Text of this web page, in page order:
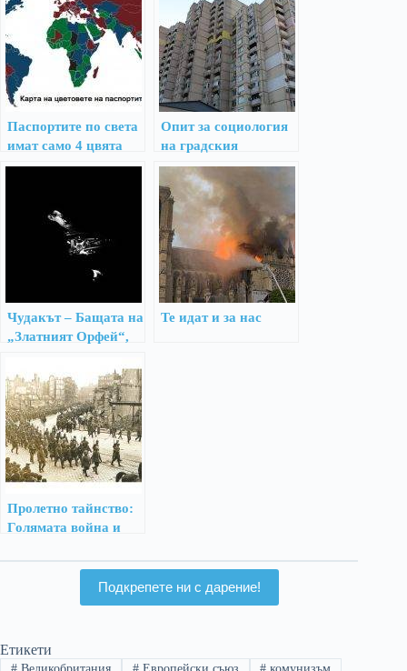
Паспортите по света
имат само 4 цвята
Опит за социология
на градския
ландшафт
Чудакът – Бащата на
„Златният Орфей“,
бъде забравен
Те идат и за нас
Пролетно тайнство:
Голямата война и
модерната епоха
Подкрепете ни с дарение!
Етикети